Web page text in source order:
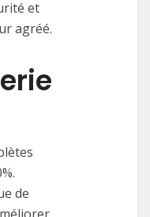
et
agréé.
de